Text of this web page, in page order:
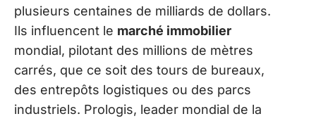
plusieurs centaines de milliards de dollars.
Ils influencent le marché immobilier
mondial, pilotant des millions de mètres
carrés, que ce soit des tours de bureaux,
des entrepôts logistiques ou des parcs
industriels. Prologis, leader mondial de la